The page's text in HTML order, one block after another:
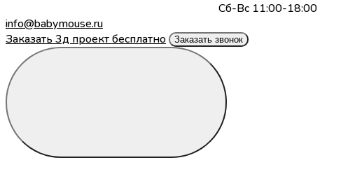
Сб-Вс 11:00-18:00
info@babymouse.ru
Заказать 3д проект бесплатно
Заказать звонок